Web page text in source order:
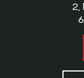
2,